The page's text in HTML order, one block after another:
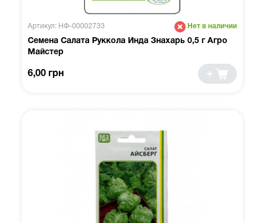
Артикул: НФ-00002733 Нет в наличии
Семена Салата Руккола Инда Знахарь 0,5 г Агро
Майстер
6,00 грн